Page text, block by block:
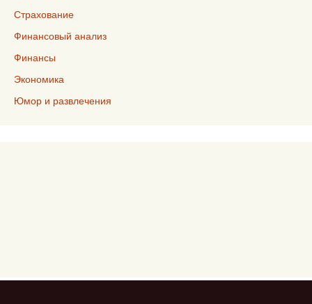
Страхование
Финансовый анализ
Финансы
Экономика
Юмор и развлечения